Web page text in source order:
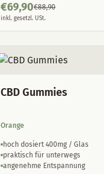
€69,90€88,90
inkl. gesetzl. USt.
CBD Gummies
Orange
hoch dosiert 400mg / Glas
praktisch für unterwegs
angenehme Entspannung